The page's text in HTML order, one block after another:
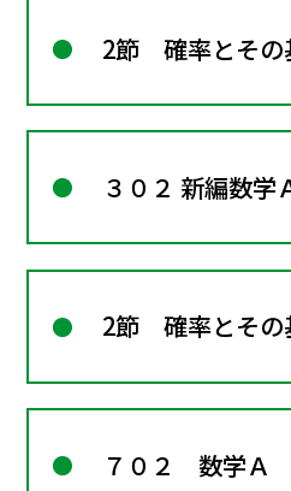
2節 確率とその
３０２ 新編数学
2節 確率とその
７０２ 数学